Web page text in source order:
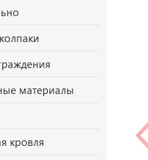
материалы
кровля